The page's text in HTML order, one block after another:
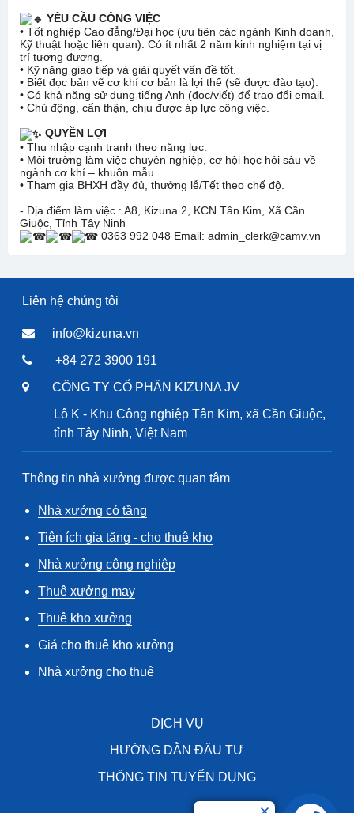
YÊU CẦU CÔNG VIỆC
• Tốt nghiệp Cao đẳng/Đại học (ưu tiên các ngành Kinh doanh,
Kỹ thuật hoặc liên quan). Có ít nhất 2 năm kinh nghiệm tại vị
trí tương đương.
• Kỹ năng giao tiếp và giải quyết vấn đề tốt.
• Biết đọc bản vẽ cơ khí cơ bản là lợi thế (sẽ được đào tạo).
• Có khả năng sử dụng tiếng Anh (đọc/viết) để trao đổi email.
• Chủ động, cẩn thận, chịu được áp lực công việc.
QUYỀN LỢI
• Thu nhập cạnh tranh theo năng lực.
• Môi trường làm việc chuyên nghiệp, cơ hội học hỏi sâu về
ngành cơ khí – khuôn mẫu.
• Tham gia BHXH đầy đủ, thưởng lễ/Tết theo chế độ.
- Địa điểm làm việc : A8, Kizuna 2, KCN Tân Kim, Xã Cần
Giuộc, Tỉnh Tây Ninh
0363 992 048 Email: admin_clerk@camv.vn
Liên hệ chúng tôi
info@kizuna.vn
+84 272 3900 191
CÔNG TY CỔ PHẦN KIZUNA JV
Lô K - Khu Công nghiệp Tân Kim, xã Cần Giuộc,
tỉnh Tây Ninh, Việt Nam
Thông tin nhà xưởng được quan tâm
Nhà xưởng có tầng
Tiện ích gia tăng - cho thuê kho
Nhà xưởng công nghiệp
Thuê xưởng may
Thuê kho xưởng
Giá cho thuê kho xưởng
Nhà xưởng cho thuê
DỊCH VỤ
HƯỚNG DẪN ĐẦU TƯ
THÔNG TIN TUYỂN DỤNG